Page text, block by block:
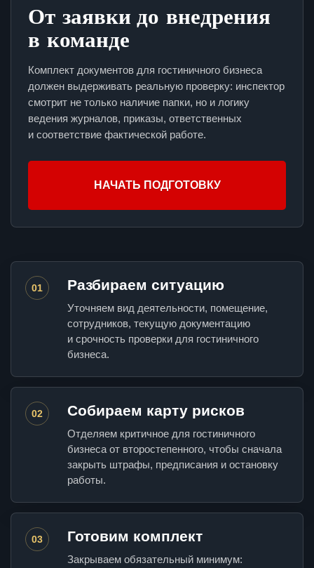
От заявки до внедрения
в команде
Комплект документов для гостиничного бизнеса
должен выдерживать реальную проверку: инспектор
смотрит не только наличие папки, но и логику
ведения журналов, приказы, ответственных
и соответствие фактической работе.
НАЧАТЬ ПОДГОТОВКУ
01 Разбираем ситуацию
Уточняем вид деятельности, помещение,
сотрудников, текущую документацию
и срочность проверки для гостиничного
бизнеса.
02 Собираем карту рисков
Отделяем критичное для гостиничного
бизнеса от второстепенного, чтобы сначала
закрыть штрафы, предписания и остановку
работы.
03 Готовим комплект
Закрываем обязательный минимум: